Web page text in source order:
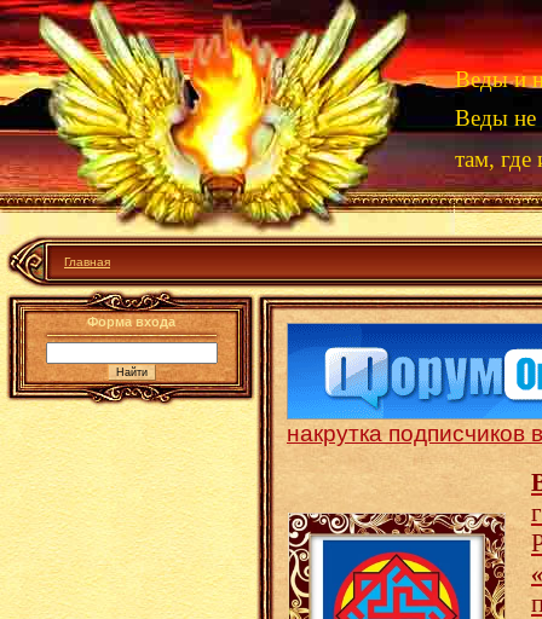
Веды и
Веды не
там,
Главная
Форма входа
накрутка подписчиков